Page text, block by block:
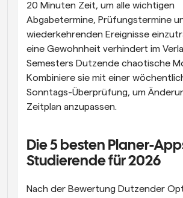
20 Minuten Zeit, um alle wichtigen
Abgabetermine, Prüfungstermine
wiederkehrenden Ereignisse
eine Gewohnheit verhindert im
Semesters Dutzende chaotische
Kombiniere sie mit einer
Sonntags-Überprüfung, um
Zeitplan anzupassen.
Die 5 besten Planer-
Studierende für 2026
Nach der Bewertung Dutzender